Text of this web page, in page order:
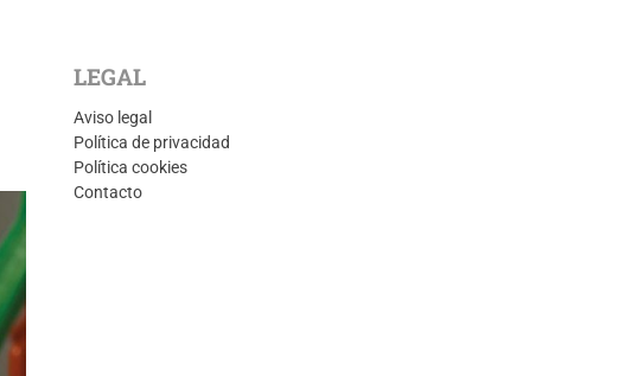
LEGAL
Aviso legal
Política de privacidad
Política cookies
Contacto